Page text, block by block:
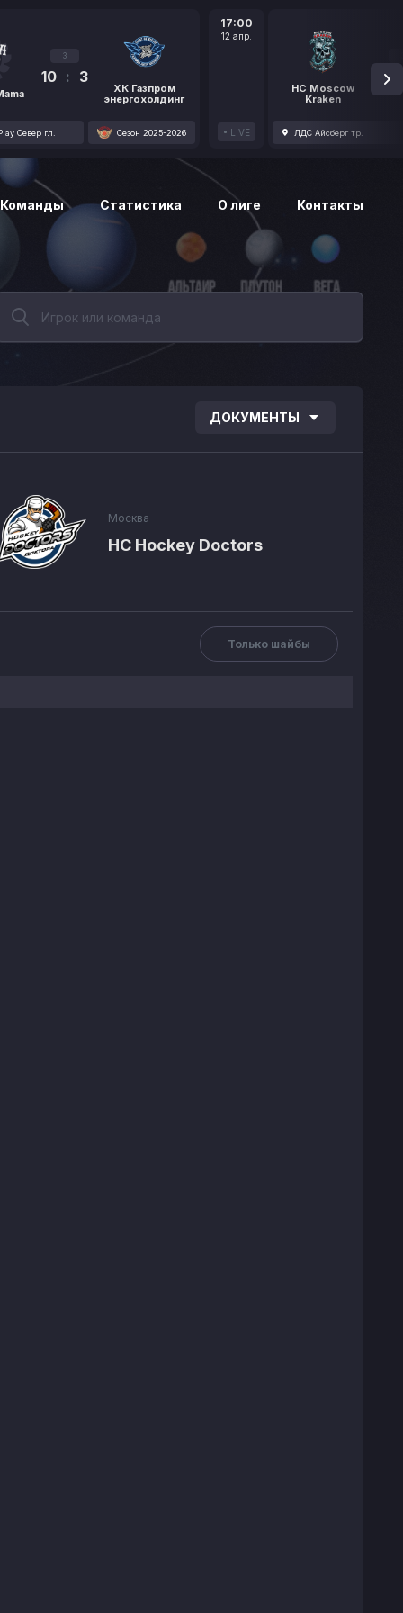
3
10 : 3
ХК Газпром
энергохолдинг
Север гл. Сезон 2025-2026
17:00
12 апр.
LIVE
HC Moscow
Kraken
1
ЛДС Айсберг тр.
Команды Статистика О лиге Контакты
ДОКУМЕНТЫ
Москва
HC Hockey Doctors
Только шайбы